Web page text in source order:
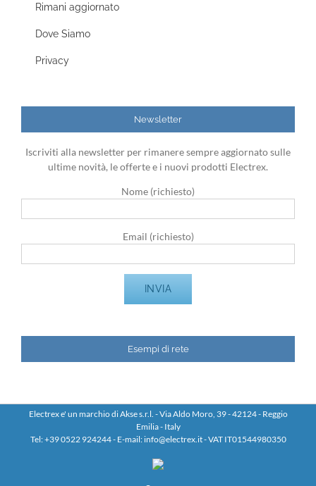
Rimani aggiornato
Dove Siamo
Privacy
Newsletter
Iscriviti alla newsletter per rimanere sempre aggiornato sulle
ultime novità, le offerte e i nuovi prodotti Electrex.
Nome (richiesto)
Email (richiesto)
Esempi di rete
Electrex e' un marchio di Akse s.r.l. - Via Aldo Moro, 39 - 42124 - Reggio
Emilia - Italy
Tel: +39 0522 924244 - E-mail: info@electrex.it - VAT IT01544980350